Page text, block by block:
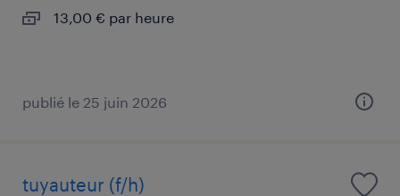
13,00 € par heure
publié le 25 juin 2026
tuyauteur (f/h)